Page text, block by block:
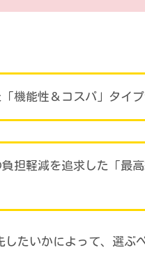
機能性＆コスパ」タイプ
担軽減を追求した「最
たいかによって、選ぶ